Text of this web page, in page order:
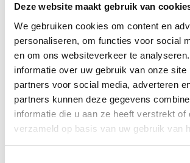
Deze website maakt gebruik van
We gebruiken cookies om content en
personaliseren, om functies voor social
en om ons websiteverkeer te
informatie over uw gebruik van onze site
partners voor social media, adverteren
partners kunnen deze gegevens
informatie die u aan ze heeft verstrekt of
verzameld op basis van uw gebruik van
eerste Multimovepad in de Kempen in.
Zwarte Specht is een beweegpad met
hindernissen en houten constructies op
Kinderen kunnen zo op een leuke en
manier bewegen en 12
klimmen, springen, trekken, duwen en
in een uitdagende omgeving.
Het Multimovepad van 2,7 km lang start